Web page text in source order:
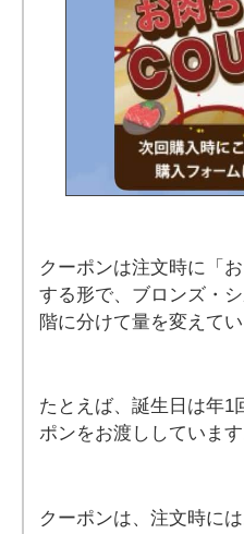
クーポンは注文時に「
する形で、ブロンズ・
階に分けて量を変えてい
たとえば、誕生日は年1
ポンをお渡ししています
クーポンは、注文時に